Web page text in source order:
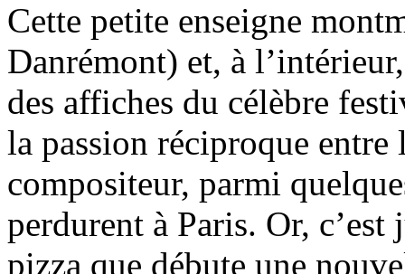
Cette petite enseigne
Danrémont) et, à
des affiches du célèbre
la passion réciproque
compositeur, parmi
perdurent à Paris. Or, c’est
pizza que débute une